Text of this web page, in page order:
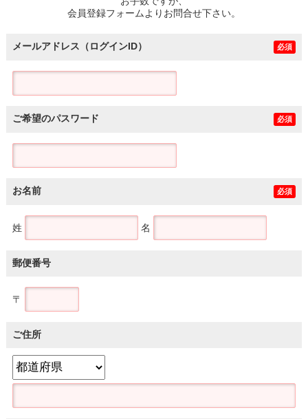
会員登録フォームよりお問合せ下さい。
メールアドレス（ログインID） 必須
ご希望のパスワード 必須
お名前 必須
姓 名
郵便番号
〒
ご住所